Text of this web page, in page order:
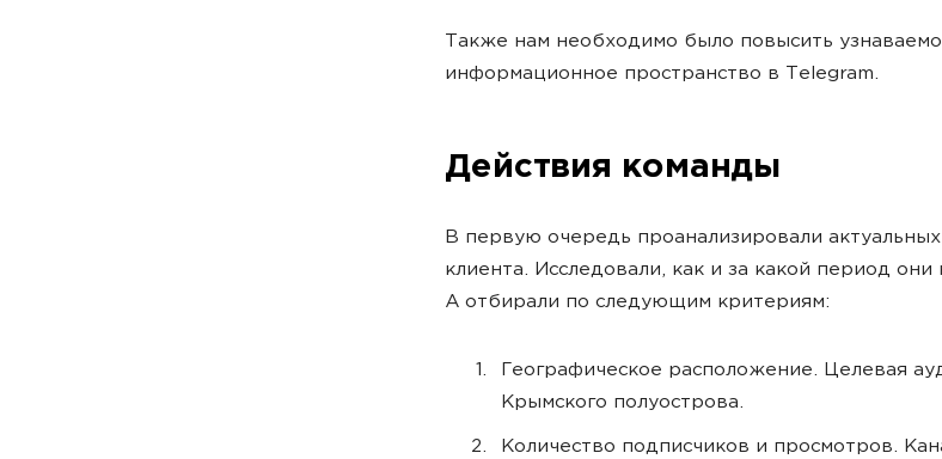
Также нам необходимо было повысить
информационное пространство в Telegram.
Действия команды
В первую очередь проанализировали
клиента. Исследовали, как и за какой период
А отбирали по следующим критериям:
Географическое расположение. Целевая
Крымского полуострова.
Количество подписчиков и просмотров.